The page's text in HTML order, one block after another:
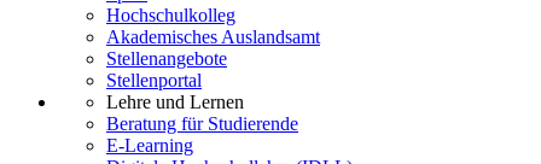
Hochschulkolleg
Akademisches Auslandsamt
Stellenangebote
Stellenportal
Lehre und Lernen
Beratung für Studierende
E-Learning